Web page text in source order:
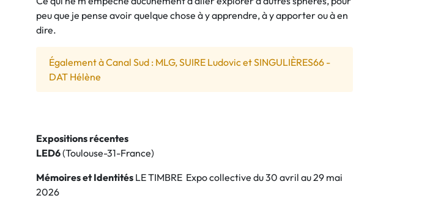
peu que je pense avoir quelque chose à y apprendre, à y apporter ou à en
dire.
Également à Canal Sud : MLG, SUIRE Ludovic et SINGULIÈRES66 -
DAT Hélène
Expositions récentes
LED6(Toulouse-31-France)
Mémoires et Identités LE TIMBRE Expo collective du 30 avril au 29 mai
2026